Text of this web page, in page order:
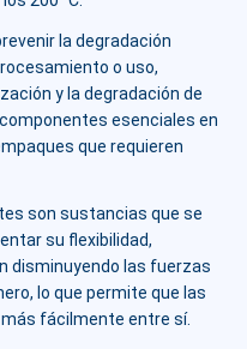
la degradación
o uso,
y la degradación de
esenciales en
que requieren
son sustancias que se
su flexibilidad,
disminuyendo las fuerzas
lo que permite que las
fácilmente entre sí.